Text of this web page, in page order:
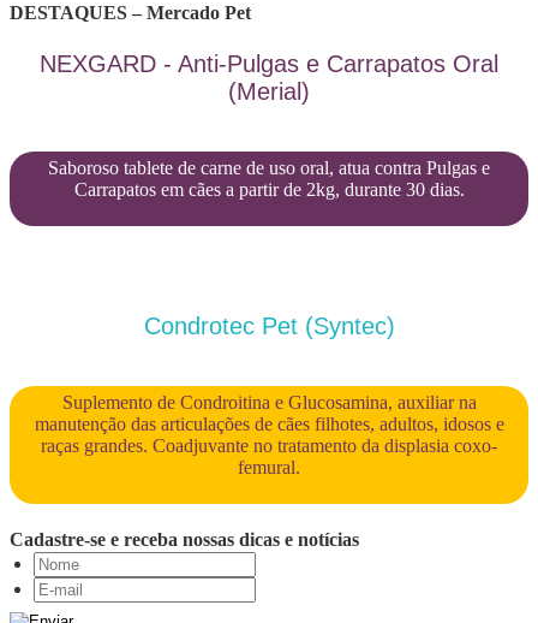
DESTAQUES – Mercado Pet
NEXGARD - Anti-Pulgas e Carrapatos Oral
(Merial)
Saboroso tablete de carne de uso oral, atua contra Pulgas e
Carrapatos em cães a partir de 2kg, durante 30 dias.
Condrotec Pet (Syntec)
Suplemento de Condroitina e Glucosamina, auxiliar na
manutenção das articulações de cães filhotes, adultos, idosos e
raças grandes. Coadjuvante no tratamento da displasia coxo-
femural.
Cadastre-se e receba nossas dicas e notícias